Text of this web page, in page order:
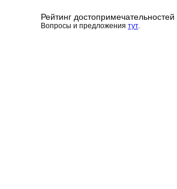
Рейтинг достопримечательностей
Вопросы и предложениятут.